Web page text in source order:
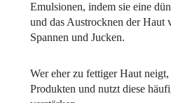
Emulsionen, indem sie eine
und das Austrocknen der Haut
Spannen und Jucken.
Wer eher zu fettiger Haut
Produkten und nutzt diese